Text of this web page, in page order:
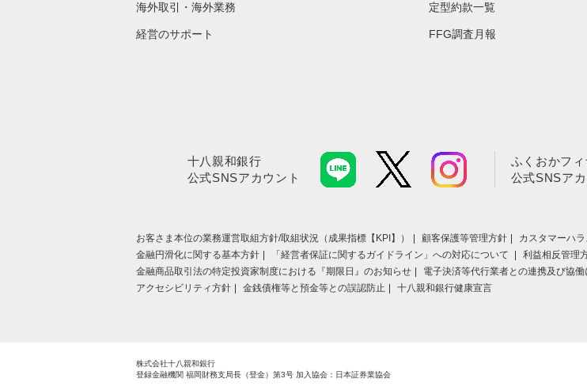
海外取引・海外業務
経営のサポート
定型約款一覧
FFG調査月報
十八親和銀行
公式SNSアカウント
ふくおかフ
公式SNSア
お客さま本位の業務運営取組⽅針/取組状況（成果指標【KPI】） 顧客保護等管理方針 カスタマーハ
金融円滑化に関する基本方針
「経営者保証に関するガイドライン」への対応について 利益相反管理
金融商品取引法の特定投資家制度における『期限日』のお知らせ
電子決済等代行業者との連携及び協働
アクセシビリティ方針
金銭債権等と預金等との誤認防止 十八親和銀行健康宣言
株式会社十八親和銀行
登録金融機関 福岡財務支局長（登金）第3号 加入協会：日本証券業協会